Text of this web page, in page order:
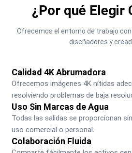
¿Por qué Elegir
Ofrecemos el entorno de trabajo
diseñadores y
Calidad 4K Abrumadora
Ofrecemos imágenes 4K nítidas
resolviendo problemas de baja
Uso Sin Marcas de Agua
Todas las salidas se proporcionan
uso comercial o personal.
Colaboración Fluida